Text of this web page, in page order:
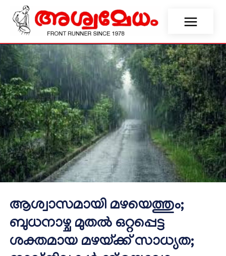
ആശ്വാസമായി മഴയെത്തും;
ബുധനാഴ്ച മുതല്‍ ഒറ്റപ്പെട്ട
ശക്തമായ മഴയ്ക്ക് സാധ്യത;